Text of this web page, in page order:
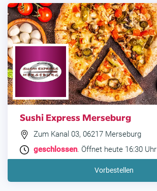
Sushi Express Merseburg
Zum Kanal 03, 06217 Merseburg
geschlossen. Öffnet heute 16:30 Uhr
Vorbestellen